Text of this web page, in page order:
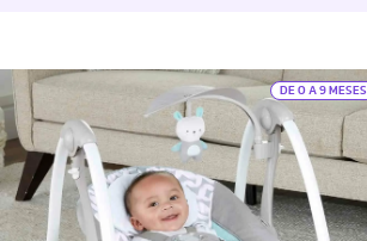
DE 0 A 9 MESES